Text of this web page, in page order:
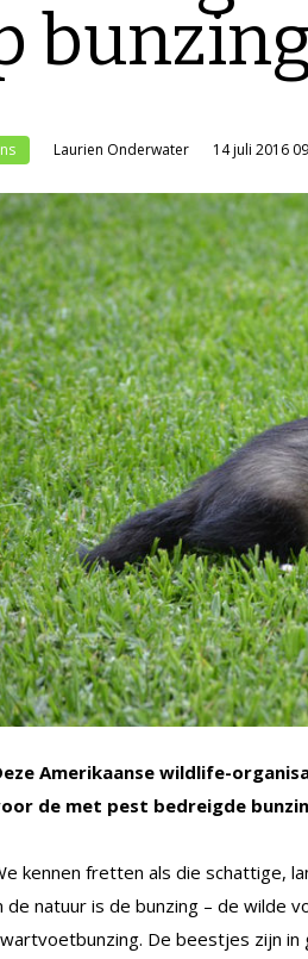
Laurien Onderwater 14 juli 2016
Amerikaanse wildlife-
de met pest bedreigde
kennen fretten als die schattige,
de natuur is de bunzing – de wilde
De beestjes zijn